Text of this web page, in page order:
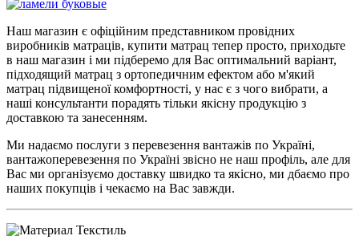
Наш магазин є офіційним представником провідних
виробників матраців, купити матрац тепер просто, приходьте
в наш магазин і ми підберемо для Вас оптимальний варіант,
підходящий матрац з ортопедичним ефектом або м'який
матрац підвищеної комфортності, у нас є з чого вибрати, а
наші консультанти порадять тільки якісну продукцію з
доставкою та занесенням.
Ми надаємо послуги з перевезення вантажів по Україні,
вантажоперевезення по Україні звісно не наш профіль, але для
Вас ми організуємо доставку швидко та якісно, ми дбаємо про
наших покупців і чекаємо на Вас завжди.